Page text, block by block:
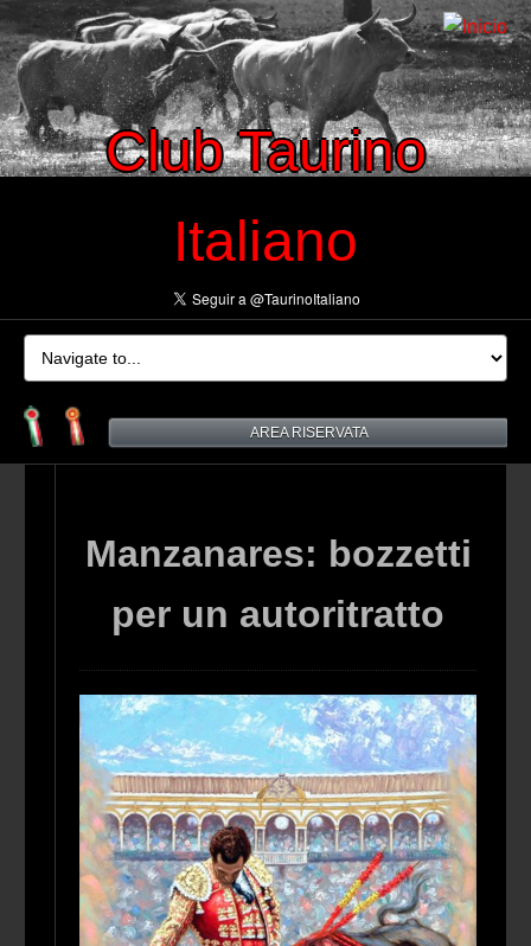
Club Taurino
Italiano
AREA RISERVATA
Manzanares: bozzetti
per un autoritratto